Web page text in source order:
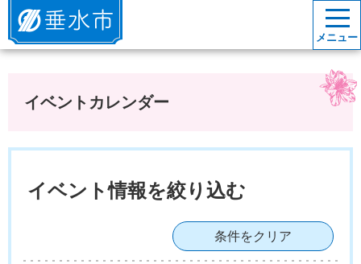
垂水市
メニュー
イベントカレンダー
イベント情報を絞り込む
条件をクリア